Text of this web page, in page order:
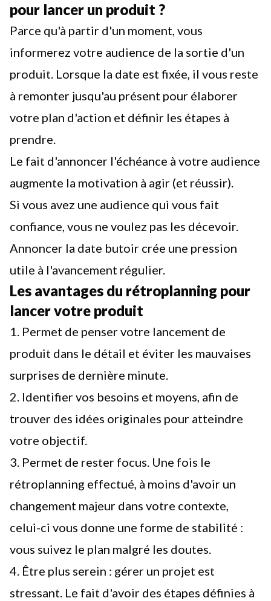
pour lancer un produit ?
Parce qu'à partir d'un moment, vous
informerez votre audience de la sortie d'un
produit. Lorsque la date est fixée, il vous reste
à remonter jusqu'au présent pour élaborer
votre plan d'action et définir les étapes à
prendre.
Le fait d'annoncer l'échéance à votre audience
augmente la motivation à agir (et réussir).
Si vous avez une audience qui vous fait
confiance, vous ne voulez pas les décevoir.
Annoncer la date butoir crée une pression
utile à l'avancement régulier.
Les avantages du rétroplanning pour
lancer votre produit
1. Permet de penser votre lancement de
produit dans le détail et éviter les mauvaises
surprises de dernière minute.
2. Identifier vos besoins et moyens, afin de
trouver des idées originales pour atteindre
votre objectif.
3. Permet de rester focus. Une fois le
rétroplanning effectué, à moins d'avoir un
changement majeur dans votre contexte,
celui-ci vous donne une forme de stabilité :
vous suivez le plan malgré les doutes.
4. Être plus serein : gérer un projet est
stressant. Le fait d'avoir des étapes définies à